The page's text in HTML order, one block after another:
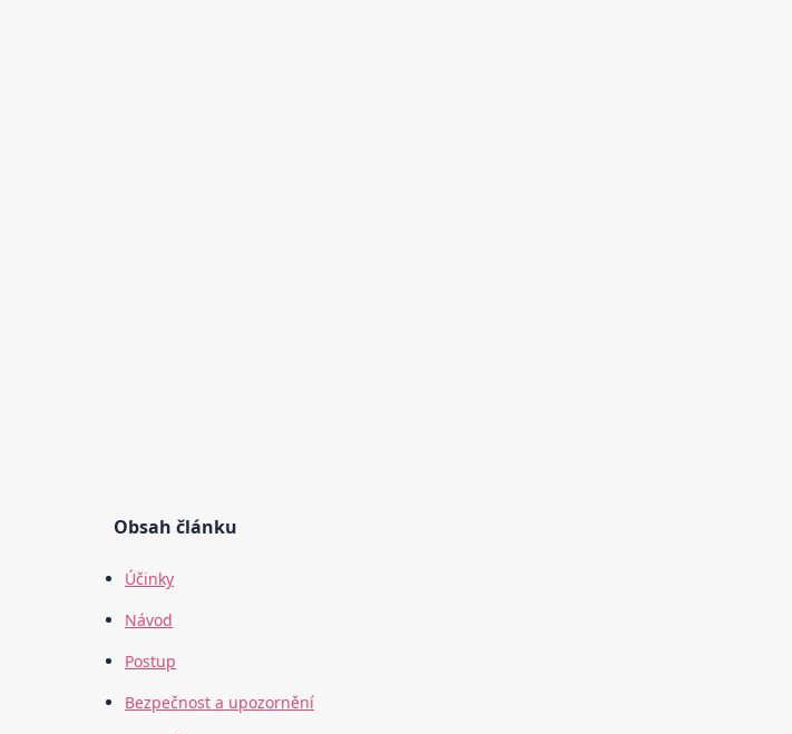
Obsah článku
Účinky
Návod
Postup
Bezpečnost a upozornění